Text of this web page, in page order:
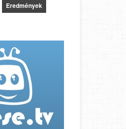
Eredmények